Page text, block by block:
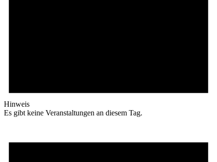
Hinweis
Es gibt keine Veranstaltungen an diesem Tag.